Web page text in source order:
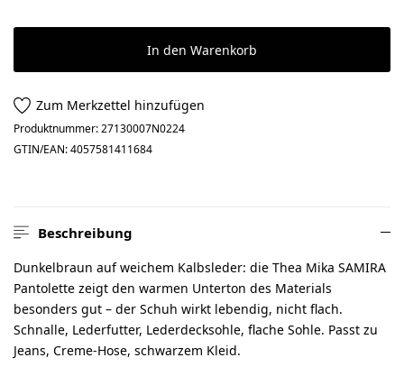
In den Warenkorb
Zum Merkzettel hinzufügen
Produktnummer:27130007N0224
GTIN/EAN:4057581411684
Beschreibung
Dunkelbraun auf weichem Kalbsleder: die Thea Mika SAMIRA
Pantolette zeigt den warmen Unterton des Materials
besonders gut – der Schuh wirkt lebendig, nicht flach.
Schnalle, Lederfutter, Lederdecksohle, flache Sohle. Passt zu
Jeans, Creme-Hose, schwarzem Kleid.